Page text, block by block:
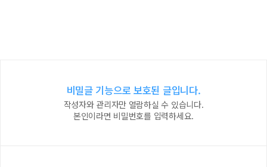
비밀글 기능으로 보호된 글입니다.
작성자와 관리자만 열람하실 수 있습니다.
본인이라면 비밀번호를 입력하세요.